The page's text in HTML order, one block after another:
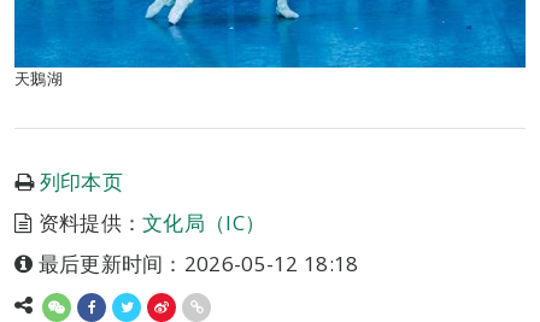
天鵝湖
列印本页
资料提供：文化局（IC）
最后更新时间：2026-05-12 18:18